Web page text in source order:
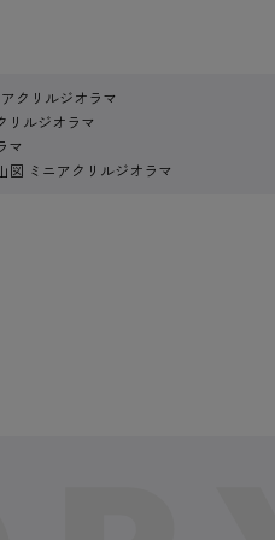
クリルジオラマ
リルジオラマ
マ
図 ミニアクリルジオラマ